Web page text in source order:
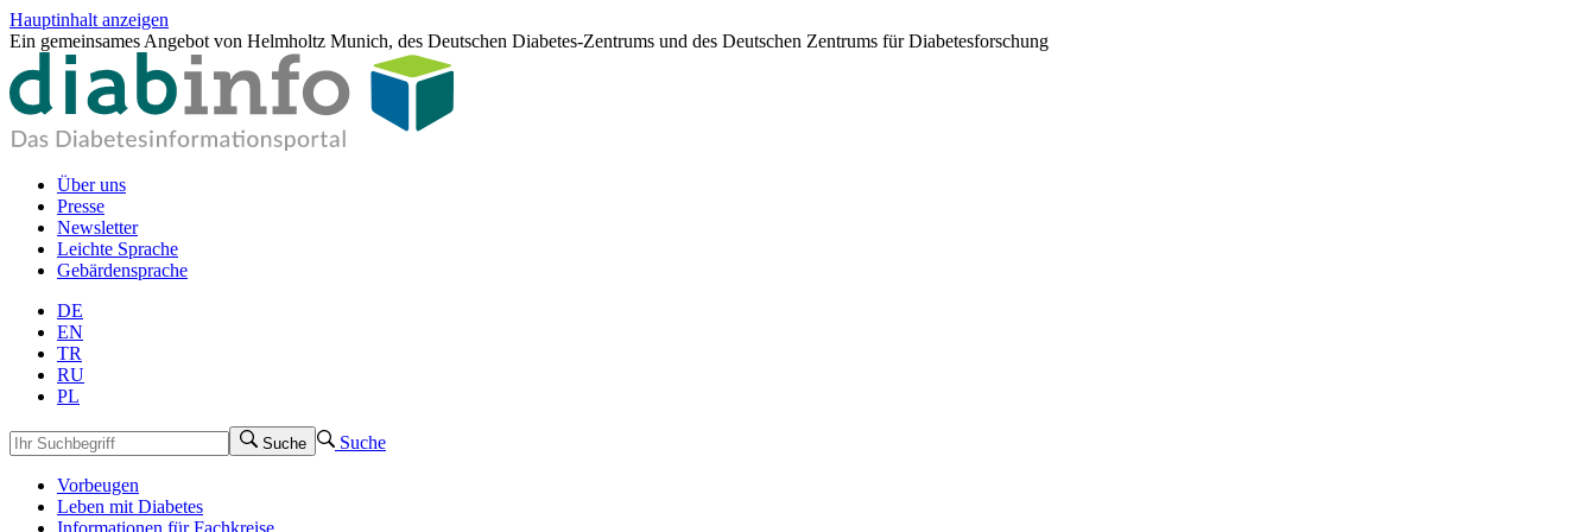
Hauptinhalt anzeigen
Ein gemeinsames Angebot von Helmholtz Munich, des Deutschen Diabetes-Zentrums und des Deutschen Zentrums für Diabetesforschung
Über uns
Presse
Newsletter
Leichte Sprache
Gebärdensprache
DE
EN
TR
RU
PL
Suche Suche
Vorbeugen
Leben mit Diabetes
Informationen für Fachkreise